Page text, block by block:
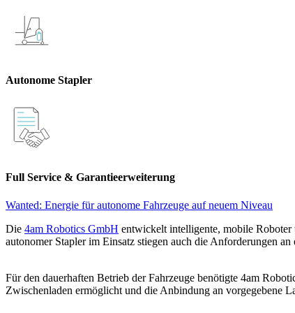
Autonome Stapler
Full Service & Garantieerweiterung
Wanted: Energie für autonome Fahrzeuge auf neuem Niveau
Die 4am Robotics GmbH entwickelt intelligente, mobile
autonomer Stapler im Einsatz stiegen auch die Anforderungen
Für den dauerhaften Betrieb der Fahrzeuge benötigte 4am
Zwischenladen ermöglicht und die Anbindung an vorgegebene